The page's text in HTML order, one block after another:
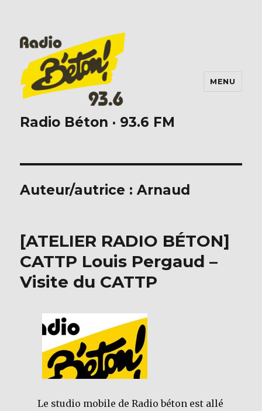
Radio Béton · 93.6 FM
MENU
Auteur/autrice :Arnaud
[ATELIER RADIO BÉTON]
CATTP Louis Pergaud –
Visite du CATTP
Le studio mobile de Radio béton est allé